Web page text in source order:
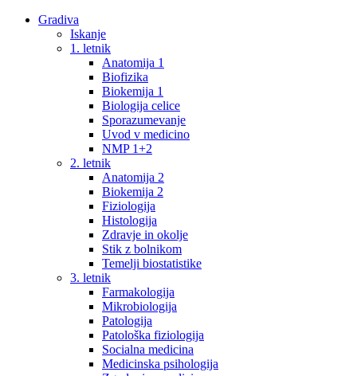
Gradiva
Iskanje
1. letnik
Anatomija 1
Biofizika
Biokemija 1
Biologija celice
Sporazumevanje
Uvod v medicino
NMP 1+2
2. letnik
Anatomija 2
Biokemija 2
Fiziologija
Histologija
Zdravje in okolje
Stik z bolnikom
Temelji biostatistike
3. letnik
Farmakologija
Mikrobiologija
Patologija
Patološka fiziologija
Socialna medicina
Medicinska psihologija